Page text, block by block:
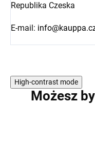
Republika Czeska
E-mail:
High-contrast mode
Możesz